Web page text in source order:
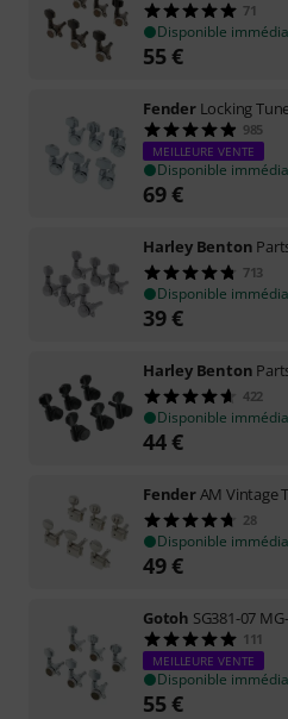
71
Disponible
55€
Fender Locking
985
MEILLEURE VENTE
Disponible
69€
Harley Benton
713
Disponible
39€
Harley Benton
422
Disponible
44€
FenderAM Vintage
28
Disponible
49€
Gotoh SG381-07
111
MEILLEURE VENTE
Disponible
55€